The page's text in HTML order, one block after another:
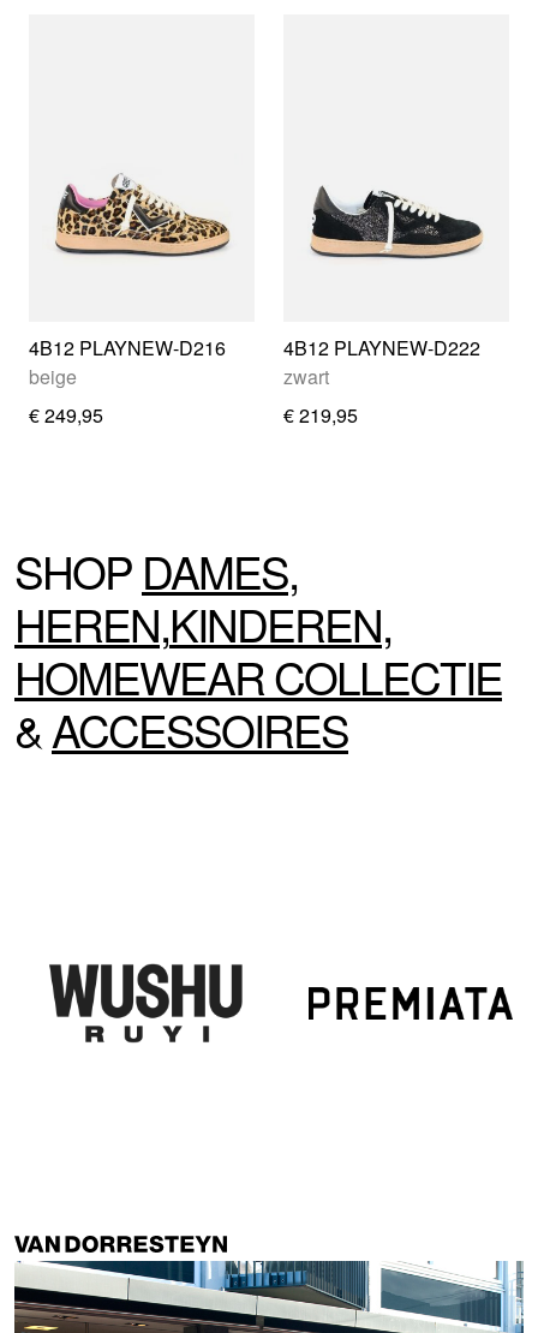
4B12 PLAYNEW-D216
beige
€ 249,95
4B12 PLAYNEW-D222
zwart
€ 219,95
SHOP DAMES,
HEREN,KINDEREN,
HOMEWEARCOLLECTIE
&ACCESSOIRES